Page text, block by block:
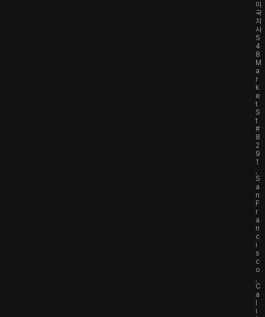
미
국
지
사
5
4
8
M
a
r
k
e
t
S
t
#
8
2
9
1
S
a
n
F
r
a
n
c
i
s
c
o
C
a
i